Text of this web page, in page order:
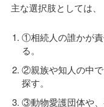
主な選択肢としては、
①相続人の誰かが
る。
②親族や知人の中
探す。
③動物愛護団体や